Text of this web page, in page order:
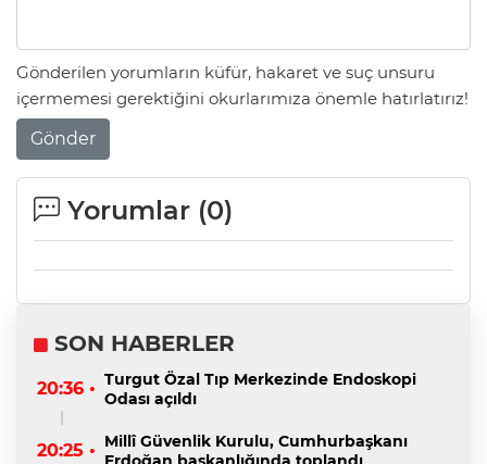
Gönderilen yorumların küfür, hakaret ve suç unsuru
içermemesi gerektiğini okurlarımıza önemle hatırlatırız!
Gönder
Yorumlar (0)
SON HABERLER
20:36 • Turgut Özal Tıp Merkezinde Endoskopi
Odası açıldı
20:25 • Millî Güvenlik Kurulu, Cumhurbaşkanı